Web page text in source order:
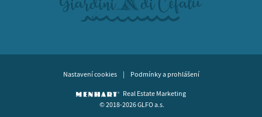
Nastavení cookies | Podmínky a prohlášení
Real Estate Marketing
© 2018-2026 GLFO a.s.